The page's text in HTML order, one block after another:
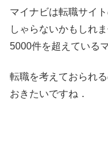
マイナビは転職サイ
しゃらないかもしれ
5000件を超えている
転職を考えておられ
おきたいですね．